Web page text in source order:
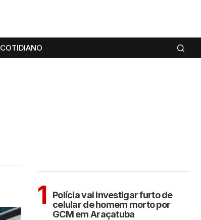
COTIDIANO
1
Polícia vai investigar furto de
celular de homem morto por
GCM em Araçatuba